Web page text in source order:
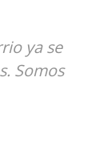
ya se
Somos